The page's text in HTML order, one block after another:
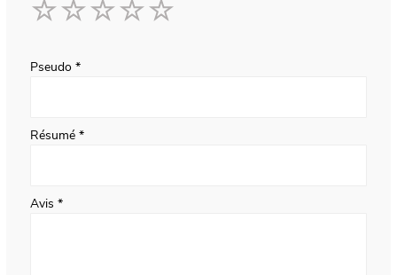
Pseudo
Résumé
Avis